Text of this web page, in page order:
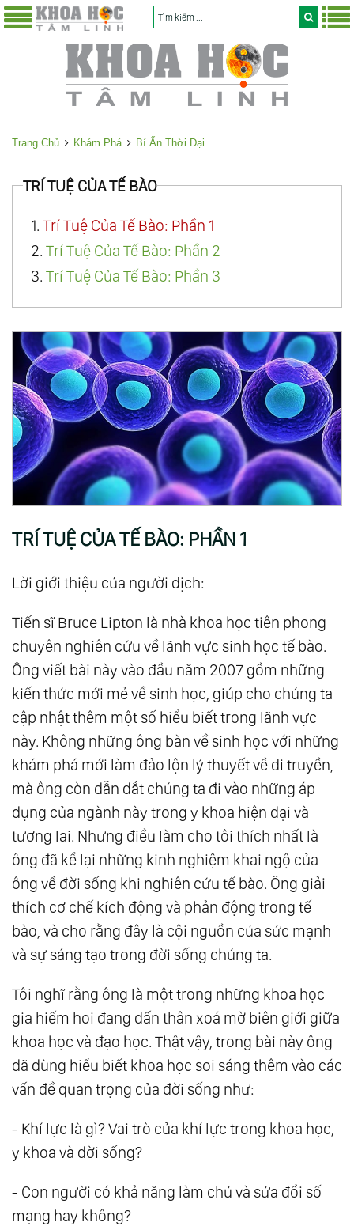
Trang Chủ Khám Phá Bí Ẩn Thời Đại
TRÍ TUỆ CỦA TẾ BÀO
1. Trí Tuệ Của Tế Bào: Phần 1
2. Trí Tuệ Của Tế Bào: Phần 2
3. Trí Tuệ Của Tế Bào: Phần 3
TRÍ TUỆ CỦA TẾ BÀO: PHẦN 1
Lời giới thiệu của người dịch:
Tiến sĩ Bruce Lipton là nhà khoa học tiên phong
chuyên nghiên cứu về lãnh vực sinh học tế bào.
Ông viết bài này vào đầu năm 2007 gồm những
kiến thức mới mẻ về sinh học, giúp cho chúng ta
cập nhật thêm một số hiểu biết trong lãnh vực
này. Không những ông bàn về sinh học với những
khám phá mới làm đảo lộn lý thuyết về di truyền,
mà ông còn dẫn dắt chúng ta đi vào những áp
dụng của ngành này trong y khoa hiện đại và
tương lai. Nhưng điều làm cho tôi thích nhất là
ông đã kể lại những kinh nghiệm khai ngộ của
ông về đời sống khi nghiên cứu tế bào. Ông giải
thích cơ chế kích động và phản động trong tế
bào, và cho rằng đây là cội nguồn của sức mạnh
và sự sáng tạo trong đời sống chúng ta.
Tôi nghĩ rằng ông là một trong những khoa học
gia hiếm hoi đang dấn thân xoá mờ biên giới giữa
khoa học và đạo học. Thật vậy, trong bài này ông
đã dùng hiểu biết khoa học soi sáng thêm vào các
vấn đề quan trọng của đời sống như:
- Khí lực là gì? Vai trò của khí lực trong khoa học,
y khoa và đời sống?
- Con người có khả năng làm chủ và sửa đổi số
mạng hay không?